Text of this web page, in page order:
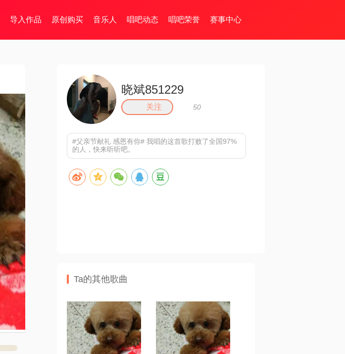
导入作品 原创购买 音乐人 唱吧动态 唱吧荣誉 赛事中心
晓斌851229
关注 50
#父亲节献礼 感恩有你# 我唱的这首歌打败了全国97%
的人，快来听听吧。
Ta的其他歌曲